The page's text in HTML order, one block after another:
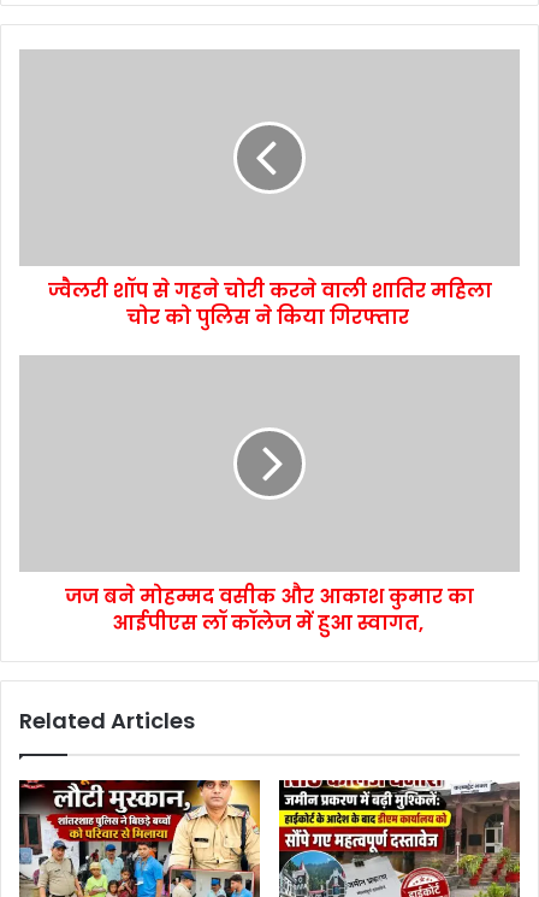
ज्वैलरी शॉप से गहने चोरी करने वाली शातिर महिला
चोर को पुलिस ने किया गिरफ्तार
जज बने मोहम्मद वसीक और आकाश कुमार का
आईपीएस लॉ कॉलेज में हुआ स्वागत,
Related Articles